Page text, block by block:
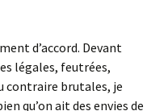
d’accord. Devant
légales, feutrées,
contraire brutales, je
qu’on ait des envies de